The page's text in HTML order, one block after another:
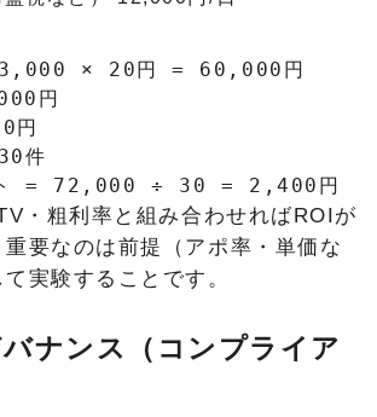
3,000 × 20円 = 60,000円
円
円
件
・粗利率と組み合わせればROIが
要なのは前提（アポ率・単価な
実験することです。
ナンス（コンプライア